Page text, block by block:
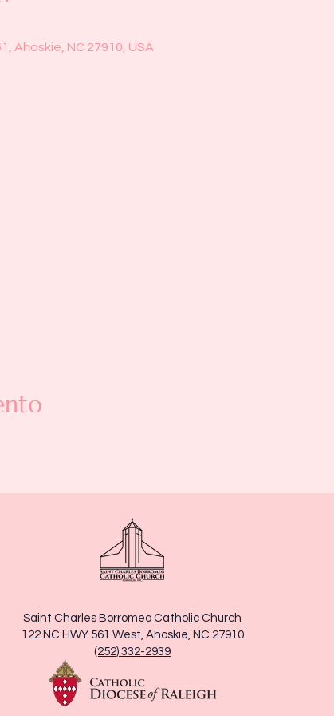
Ahoskie, NC 27910, USA
Saint Charles Borromeo Catholic Church
122 NC HWY 561 West, Ahoskie, NC 27910
(252) 332-2939